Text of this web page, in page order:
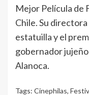
Mejor Película de
Chile. Su
estatuilla y el
gobernador
Alanoca.
Tags: Cinephilas,